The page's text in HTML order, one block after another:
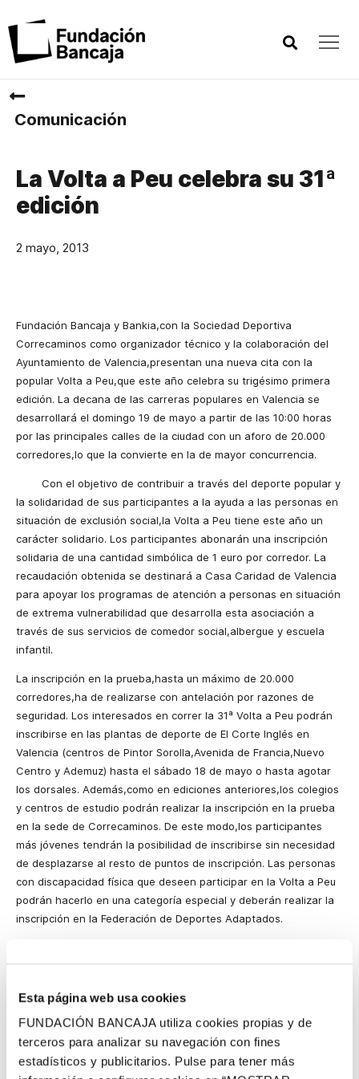
Esta página web usa cookies
FUNDACIÓN BANCAJA utiliza cookies propias y de
terceros para analizar su navegación con fines
estadísticos y publicitarios. Pulse para tener más
Comunicación
La Volta a Peu celebra su 31ª
edición
2 mayo, 2013
Fundación Bancaja y Bankia,con la Sociedad Deportiva
Correcaminos como organizador técnico y la colaboración del
Ayuntamiento de Valencia,presentan una nueva cita con la
popular Volta a Peu,que este año celebra su trigésimo primera
edición. La decana de las carreras populares en Valencia se
desarrollará el domingo 19 de mayo a partir de las 10:00 horas
por las principales calles de la ciudad con un aforo de 20.000
corredores,lo que la convierte en la de mayor concurrencia.
Con el objetivo de contribuir a través del deporte popular y
la solidaridad de sus participantes a la ayuda a las personas en
situación de exclusión social,la Volta a Peu tiene este año un
carácter solidario. Los participantes abonarán una inscripción
solidaria de una cantidad simbólica de 1 euro por corredor. La
recaudación obtenida se destinará a Casa Caridad de Valencia
para apoyar los programas de atención a personas en situación
de extrema vulnerabilidad que desarrolla esta asociación a
través de sus servicios de comedor social,albergue y escuela
infantil.
La inscripción en la prueba,hasta un máximo de 20.000
corredores,ha de realizarse con antelación por razones de
seguridad. Los interesados en correr la 31ª Volta a Peu podrán
inscribirse en las plantas de deporte de El Corte Inglés en
Valencia (centros de Pintor Sorolla,Avenida de Francia,Nuevo
Centro y Ademuz) hasta el sábado 18 de mayo o hasta agotar
los dorsales. Además,como en ediciones anteriores,los colegios
y centros de estudio podrán realizar la inscripción en la prueba
en la sede de Correcaminos. De este modo,los participantes
más jóvenes tendrán la posibilidad de inscribirse sin necesidad
de desplazarse al resto de puntos de inscripción. Las personas
con discapacidad física que deseen participar en la Volta a Peu
podrán hacerlo en una categoría especial y deberán realizar la
inscripción en la Federación de Deportes Adaptados.
sucesivas ediciones la ha consolidado como una de las carreras
se cumple la 31 edición de la carrera tal y como la conocemos
actualmente,correspondiendo a la 59 edición de la época
antigua,ya que la primera Volta a Peu de Valencia tuvo lugar en
1924. Tras esa primera carrera,el evento se continuó